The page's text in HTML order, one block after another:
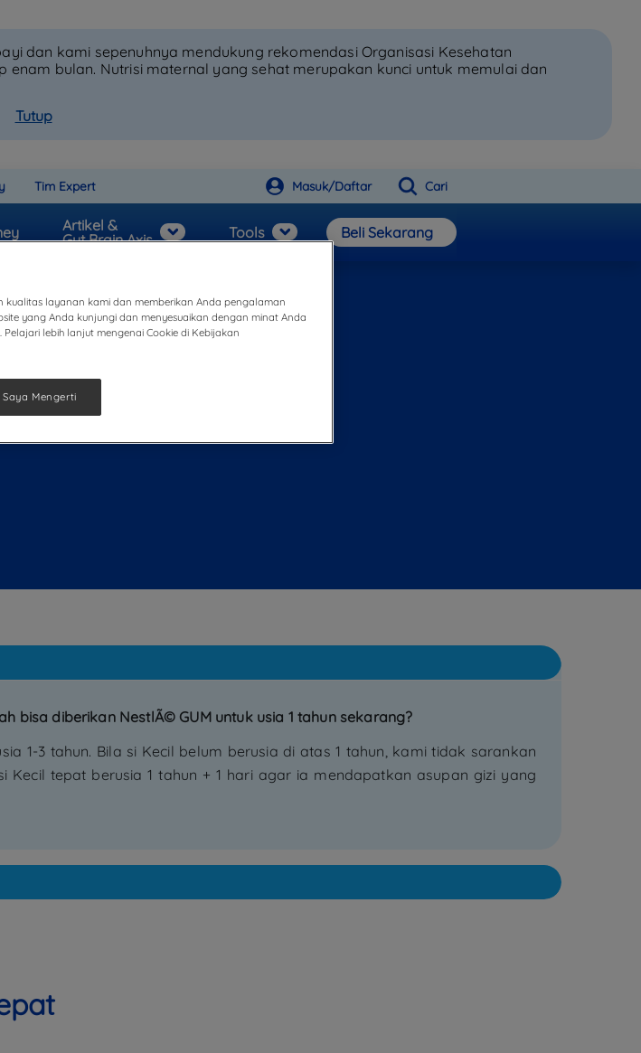
dan kami sepenuhnya mendukung rekomendasi Organisasi Kesehatan
bulan. Nutrisi maternal yang sehat merupakan kunci untuk memulai dan
Tutup
Beli Sekarang
Artikel &
Gut Brain Axis
Tools
Tim Expert Masuk/Daftar Cari
3 yang Tepat
bisa diberikan NestlÃ© GUM untuk usia 1 tahun sekarang?
1-3 tahun. Bila si Kecil belum berusia di atas 1 tahun, kami tidak sarankan
tepat berusia 1 tahun + 1 hari agar ia mendapatkan asupan gizi yang
layanan kami dan memberikan Anda pengalaman
yang Anda kunjungi dan menyesuaikan dengan minat Anda
lebih lanjut mengenai Cookie di Kebijakan
Saya Mengerti